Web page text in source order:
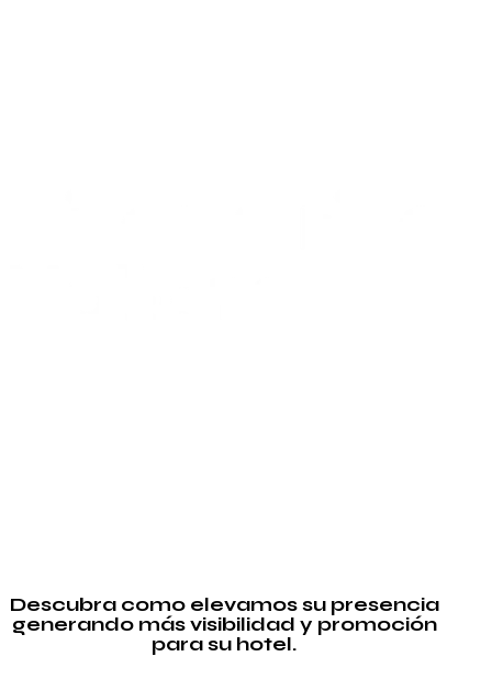
Descubra como elevamos su presencia
generando más visibilidad y promoción
para su hotel.